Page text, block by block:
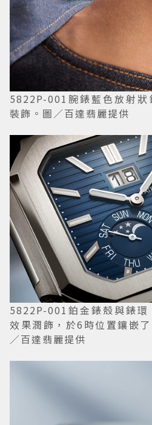
5822P-001腕錶藍色放射狀
裝飾。圖／百達翡麗提供
5822P-001鉑金錶殼與錶環
效果潤飾，於6時位置鑲嵌
／百達翡麗提供